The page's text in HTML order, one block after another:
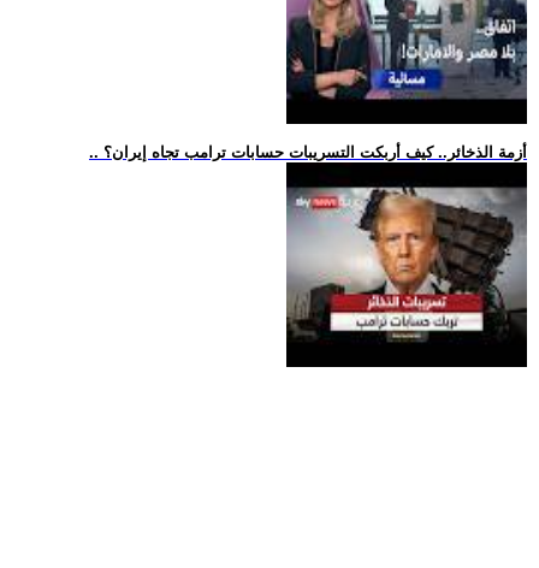
.. أزمة الذخائر.. كيف أربكت التسريبات حسابات ترامب تجاه إيران؟